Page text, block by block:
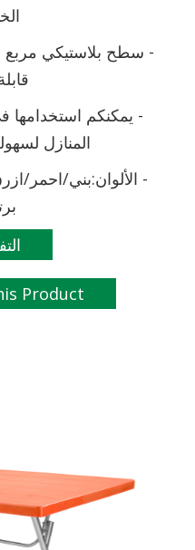
- سطح بلاستيكي مربع
- يمكنكم استخدامها
المنازل
- الألوان:بني/
Product